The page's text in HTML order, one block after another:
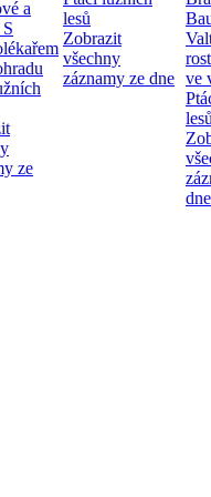
a
S
ze
lesů
Zobrazit
všechny
záznamy ze dne ve
dne